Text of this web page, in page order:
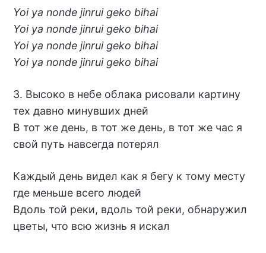
Yoi ya nonde jinrui geko bihai
Yoi ya nonde jinrui geko bihai
Yoi ya nonde jinrui geko bihai
Yoi ya nonde jinrui geko bihai
3. Высоко в небе облака рисовали картину
тех давно минувших дней
В тот же день, в тот же день, в тот же час я
свой путь навсегда потерял
Каждый день видел как я бегу к тому месту
где меньше всего людей
Вдоль той реки, вдоль той реки, обнаружил
цветы, что всю жизнь я искал